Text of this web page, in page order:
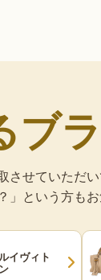
ブ
せていただい
」という方も
イヴィト
ン